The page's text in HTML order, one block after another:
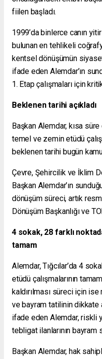
fiilen başladı.
1999’da binlerce canın
bulunan en tehlikeli
kentsel dönüşümün
ifade eden Alemdar’ın
1. Etap çalışmaları için
Beklenen tarihi açıkladı
Başkan Alemdar, kısa
temel ve zemin etüdü
beklenen tarihi bugün
Çevre, Şehircilik ve İklim
Başkan Alemdar’ın
dönüşüm süreci, artık
Dönüşüm Başkanlığı ve
4 sokak, 28 farklı
tamam
Alemdar, Tığcılar’da 4
etüdü çalışmalarının
kaldırılması süreci için
ve bayram tatilinin dikkate
ifade eden Alemdar, riskli
tebligat ilanlarının bayram
Başkan Alemdar, hak